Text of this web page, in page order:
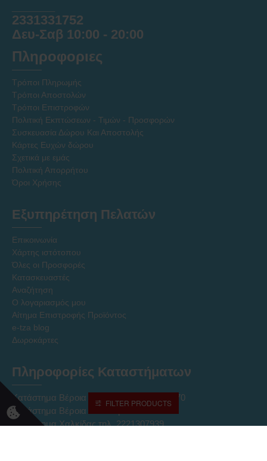
2331331752
Δευ-Σαβ 10:00 - 20:00
Πληροφοριες
Τρόποι Πληρωμής
Τρόποι Αποστολών
Τρόποι Επιστροφών
Πολιτική Εκπτώσεων - Τιμών - Προσφορών
Συσκευασία Δώρου Και Αποστολής
Κάρτες Ευχών δώρου
Σχετικά με εμάς
Πολιτική Απορρήτου
Όροι Χρήσης
Εξυπηρέτηση Πελατών
Επικοινωνία
Χάρτης ιστότοπου
Όλες οι Προσφορές
Κατασκευαστές
Αναζήτηση
Ο λογαριασμός μου
Αίτημα Επιστροφής Προϊόντος
e-tza blog
Δωροκάρτες
Πληροφορίες Καταστήματων
Κατάστημα Βέροια Κέντρο τηλ. 2331027170
Κατάστημα Βέροια ΝΠΟ τηλ. 2331027237
Κατάστημα Χαλκίδας τηλ. 2221307939
FILTER PRODUCTS